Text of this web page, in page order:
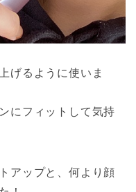
げるように使いま
にフィットして気持
アップと、何より顔